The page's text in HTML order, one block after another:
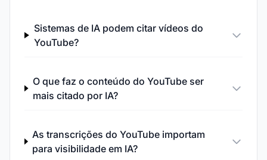
Sistemas de IA podem citar vídeos do
YouTube?
O que faz o conteúdo do YouTube ser
mais citado por IA?
As transcrições do YouTube importam
para visibilidade em IA?